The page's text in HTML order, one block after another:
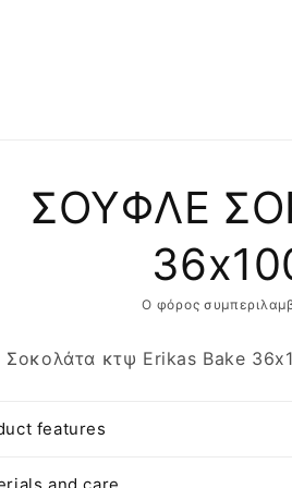
ΣΟΥΦΛΕ
Ο φόρος
Σοκολάτα κτψ Erikas Bake
features